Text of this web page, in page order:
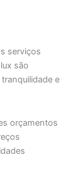
serviços
são
e
orçamentos